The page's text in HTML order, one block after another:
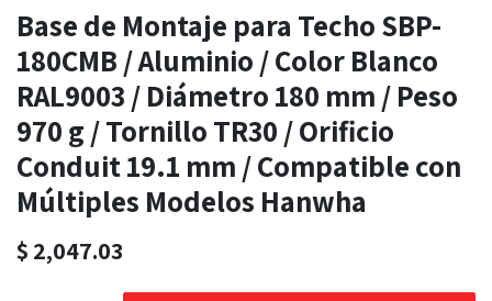
Base de Montaje para Techo SBP-
180CMB / Aluminio / Color Blanco
RAL9003 / Diámetro 180 mm / Peso
970 g / Tornillo TR30 / Orificio
Conduit 19.1 mm / Compatible con
Múltiples Modelos Hanwha
$ 2,047.03